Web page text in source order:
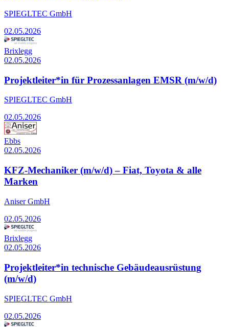
SPIEGLTEC GmbH
02.05.2026
Brixlegg
02.05.2026
Projektleiter*in für Prozessanlagen EMSR (m/w/d)
SPIEGLTEC GmbH
02.05.2026
Ebbs
02.05.2026
KFZ-Mechaniker (m/w/d) – Fiat, Toyota & alle
Marken
Aniser GmbH
02.05.2026
Brixlegg
02.05.2026
Projektleiter*in technische Gebäudeausrüstung
(m/w/d)
SPIEGLTEC GmbH
02.05.2026